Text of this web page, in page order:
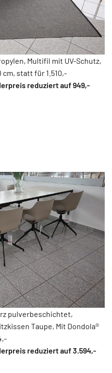
Multifil mit UV-Schutz,
cm, statt für 1.510,-
reduziert auf 949,-
pulverbeschichtet,
Taupe, Mit Dondola®
reduziert auf 3.594,-